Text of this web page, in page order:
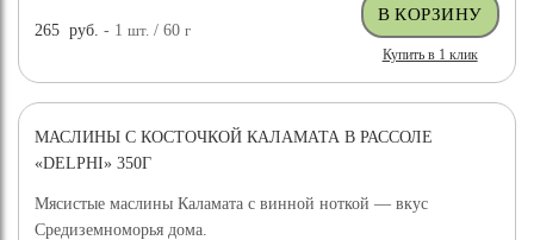
265 руб. - 1шт. / 60г
Купить в 1 клик
МАСЛИНЫ С КОСТОЧКОЙ КАЛАМАТА В РАССОЛЕ
«DELPHI» 350Г
Мясистые маслины Каламата с винной ноткой — вкус
Средиземноморья дома.